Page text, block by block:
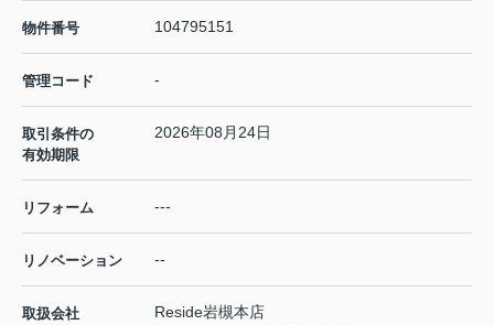
物件番号 104795151
管理コード -
取引条件の
有効期限
2026年08月24日
リフォーム ---
リノベーション --
取扱会社
Reside岩槻本店